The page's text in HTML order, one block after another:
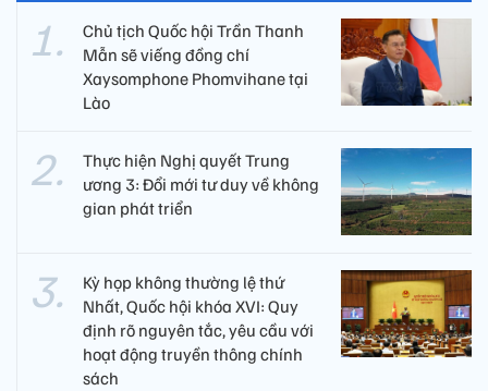
Chủ tịch Quốc hội Trần Thanh
Mẫn sẽ viếng đồng chí
Xaysomphone Phomvihane tại
Lào
Thực hiện Nghị quyết Trung
ương 3: Đổi mới tư duy về không
gian phát triển
Kỳ họp không thường lệ thứ
Nhất, Quốc hội khóa XVI: Quy
định rõ nguyên tắc, yêu cầu với
hoạt động truyền thông chính
sách